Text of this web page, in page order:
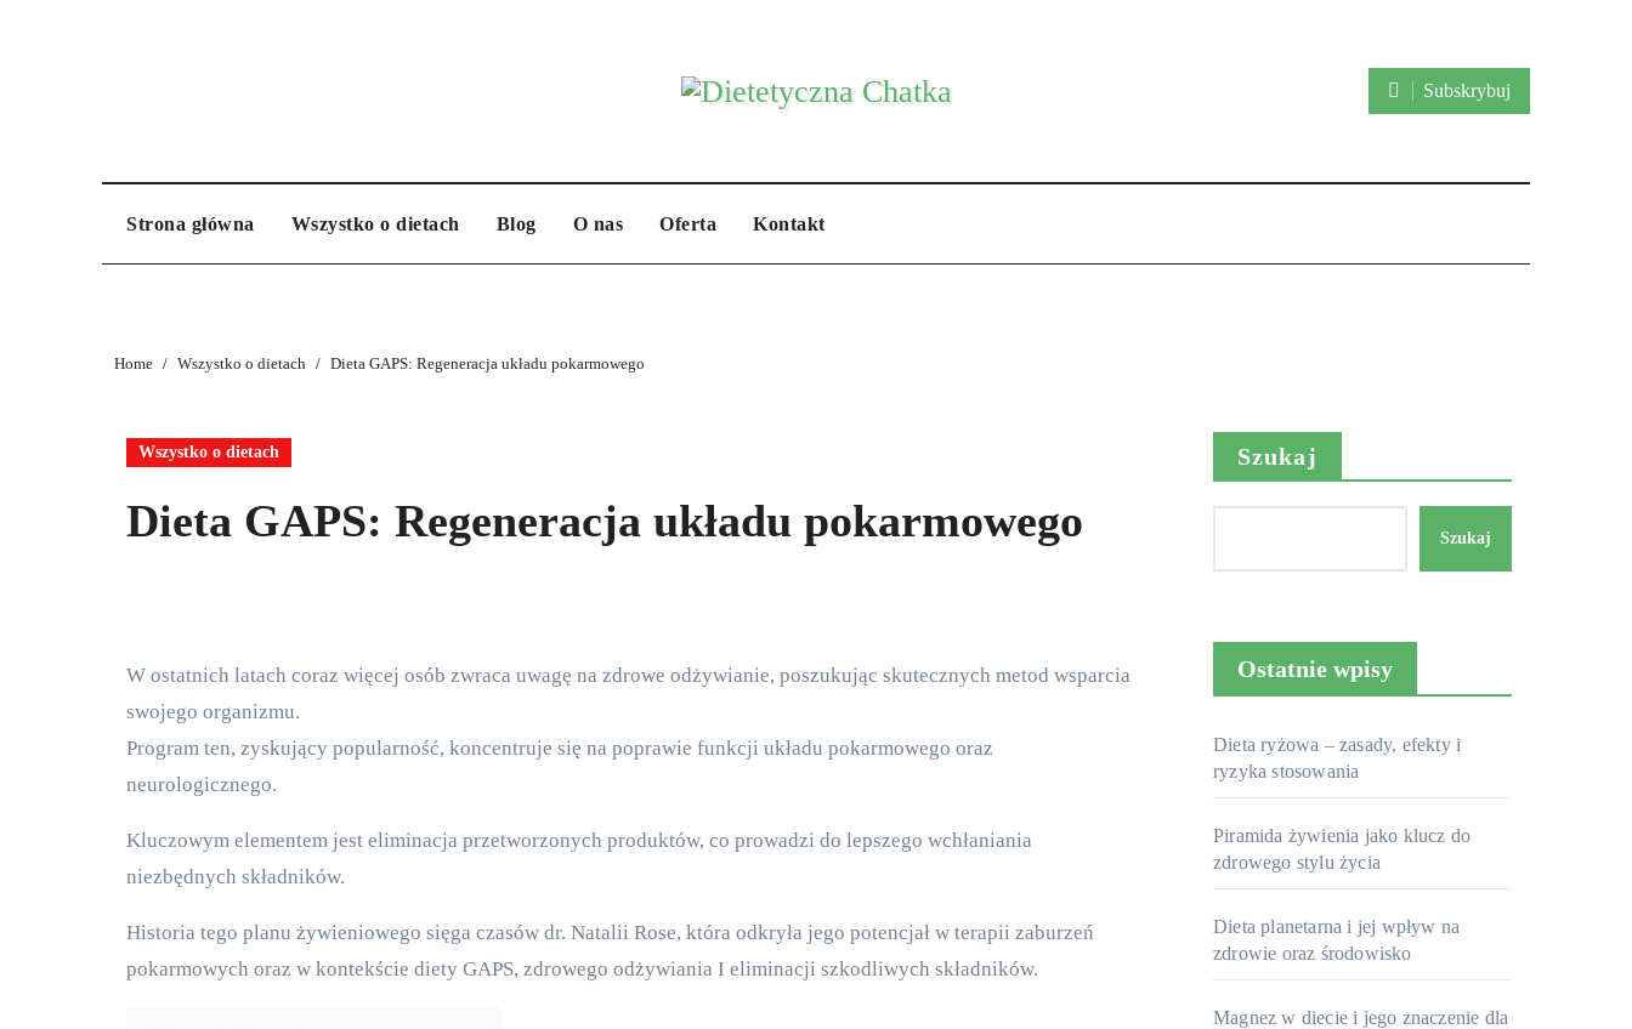
Subskrybuj
Strona główna Wszystko o dietach Blog O nas Oferta Kontakt
Home Wszystko o dietach Dieta GAPS: Regeneracja układu pokarmowego
Wszystko o dietach
Dieta GAPS: Regeneracja układu pokarmowego
W ostatnich latach coraz więcej osób zwraca uwagę na zdrowe odżywianie, poszukując skutecznych metod wsparcia
swojego organizmu.
Program ten, zyskujący popularność, koncentruje się na poprawie funkcji układu pokarmowego oraz
neurologicznego.
Kluczowym elementem jest eliminacja przetworzonych produktów, co prowadzi do lepszego wchłaniania
niezbędnych składników.
Historia tego planu żywieniowego sięga czasów dr. Natalii Rose, która odkryła jego potencjał w terapii zaburzeń
pokarmowych oraz w kontekście diety GAPS, zdrowego odżywiania I eliminacji szkodliwych składników.
Szukaj
Szukaj
Ostatnie wpisy
Dieta ryżowa – zasady, efekty i
ryzyka stosowania
Piramida żywienia jako klucz do
zdrowego stylu życia
Dieta planetarna i jej wpływ na
zdrowie oraz środowisko
Magnez w diecie i jego znaczenie dla